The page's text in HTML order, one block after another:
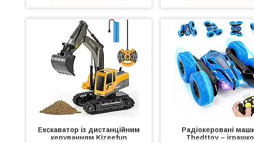
Екскаватор із дистанційним
керуванням Kizeefun
Радіокеровані
Thedttoy –